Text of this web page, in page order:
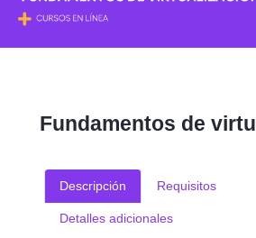
Fundamentos de
Descripción Requisitos
Detalles adicionales